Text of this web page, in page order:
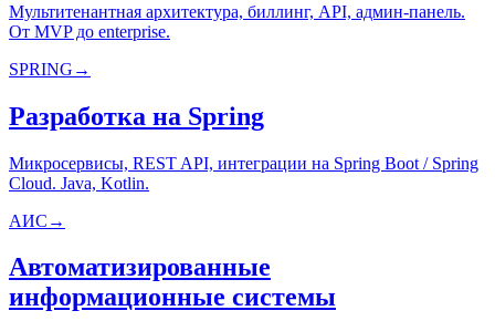
Мультитенантная архитектура, биллинг, API, админ-панель.
От MVP до enterprise.
SPRING →
Разработка на Spring
Микросервисы, REST API, интеграции на Spring Boot / Spring
Cloud. Java, Kotlin.
АИС →
Автоматизированные
информационные системы